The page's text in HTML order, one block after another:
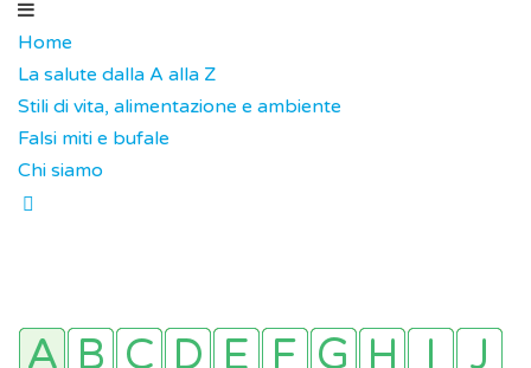
Home
La salute dalla A alla Z
Stili di vita, alimentazione e ambiente
Falsi miti e bufale
Chi siamo